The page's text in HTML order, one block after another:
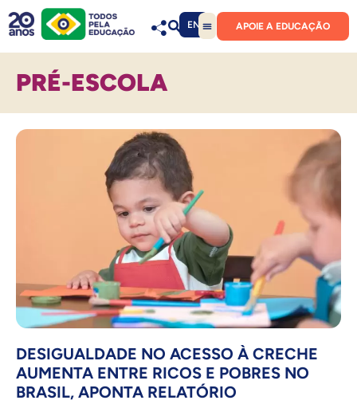
EN APOIE A EDUCAÇÃO
PRÉ-ESCOLA
DESIGUALDADE NO ACESSO À CRECHE
AUMENTA ENTRE RICOS E POBRES NO
BRASIL, APONTA RELATÓRIO